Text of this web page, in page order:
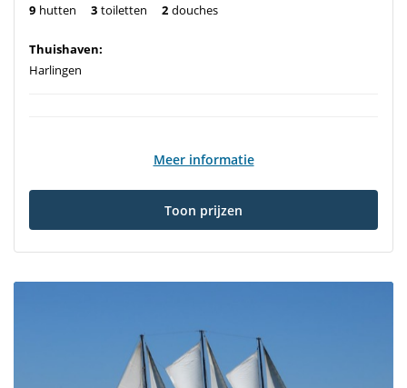
9 hutten 3 toiletten 2 douches
Thuishaven:
Harlingen
Meer informatie
Toon prijzen